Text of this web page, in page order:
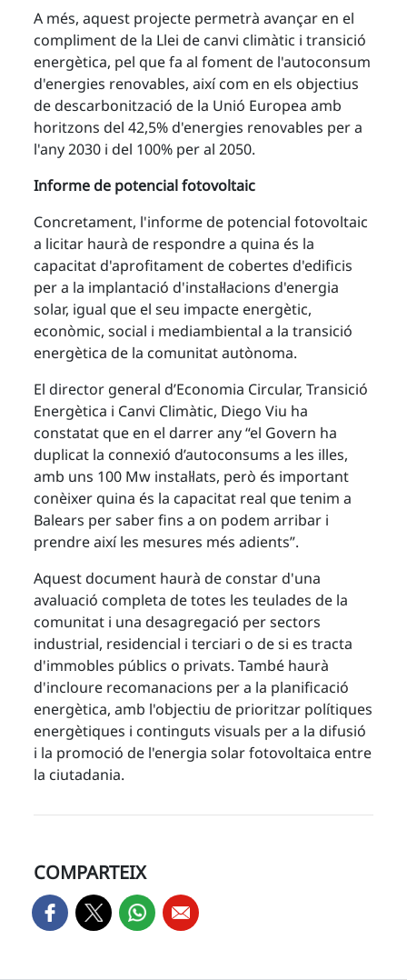
A més, aquest projecte permetrà avançar en el
compliment de la Llei de canvi climàtic i transició
energètica, pel que fa al foment de l'autoconsum
d'energies renovables, així com en els objectius
de descarbonització de la Unió Europea amb
horitzons del 42,5% d'energies renovables per a
l'any 2030 i del 100% per al 2050.
Informe de potencial fotovoltaic
Concretament, l'informe de potencial fotovoltaic
a licitar haurà de respondre a quina és la
capacitat d'aprofitament de cobertes d'edificis
per a la implantació d'instal·lacions d'energia
solar, igual que el seu impacte energètic,
econòmic, social i mediambiental a la transició
energètica de la comunitat autònoma.
El director general d’Economia Circular, Transició
Energètica i Canvi Climàtic, Diego Viu ha
constatat que en el darrer any “el Govern ha
duplicat la connexió d’autoconsums a les illes,
amb uns 100 Mw instal·lats, però és important
conèixer quina és la capacitat real que tenim a
Balears per saber fins a on podem arribar i
prendre així les mesures més adients”.
Aquest document haurà de constar d'una
avaluació completa de totes les teulades de la
comunitat i una desagregació per sectors
industrial, residencial i terciari o de si es tracta
d'immobles públics o privats. També haurà
d'incloure recomanacions per a la planificació
energètica, amb l'objectiu de prioritzar polítiques
energètiques i continguts visuals per a la difusió
i la promoció de l'energia solar fotovoltaica entre
la ciutadania.
COMPARTEIX